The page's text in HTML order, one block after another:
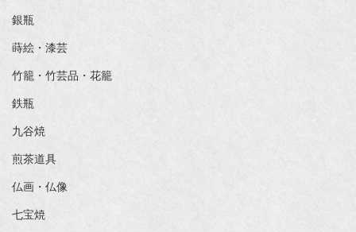
銀瓶
蒔絵・漆芸
竹籠・竹芸品・花籠
鉄瓶
九谷焼
煎茶道具
仏画・仏像
七宝焼